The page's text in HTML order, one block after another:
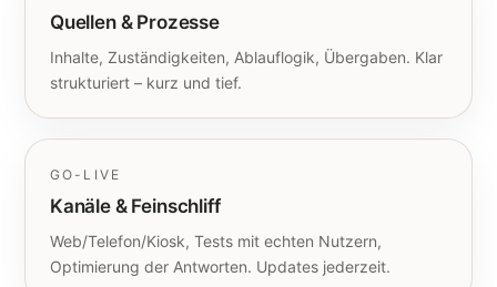
Quellen & Prozesse
Inhalte, Zuständigkeiten, Ablauflogik, Übergaben. Klar
strukturiert – kurz und tief.
GO-LIVE
Kanäle & Feinschliff
Web/Telefon/Kiosk, Tests mit echten Nutzern,
Optimierung der Antworten. Updates jederzeit.